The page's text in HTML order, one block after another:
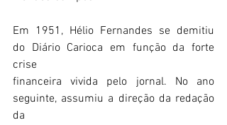
Em 1951, Hélio Fernandes se demitiu
do Diário Carioca em função da forte
crise
financeira vivida pelo jornal. No ano
seguinte, assumiu a direção da redação
da